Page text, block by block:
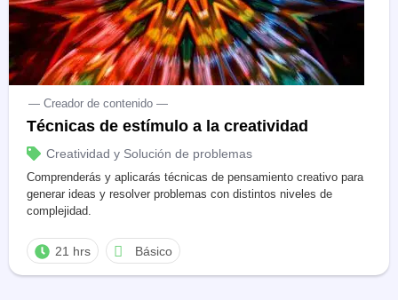
— Creador de contenido —
Técnicas de estímulo a la creatividad
Creatividad y Solución de problemas
Comprenderás y aplicarás técnicas de pensamiento creativo para
generar ideas y resolver problemas con distintos niveles de
complejidad.
21 hrs Básico